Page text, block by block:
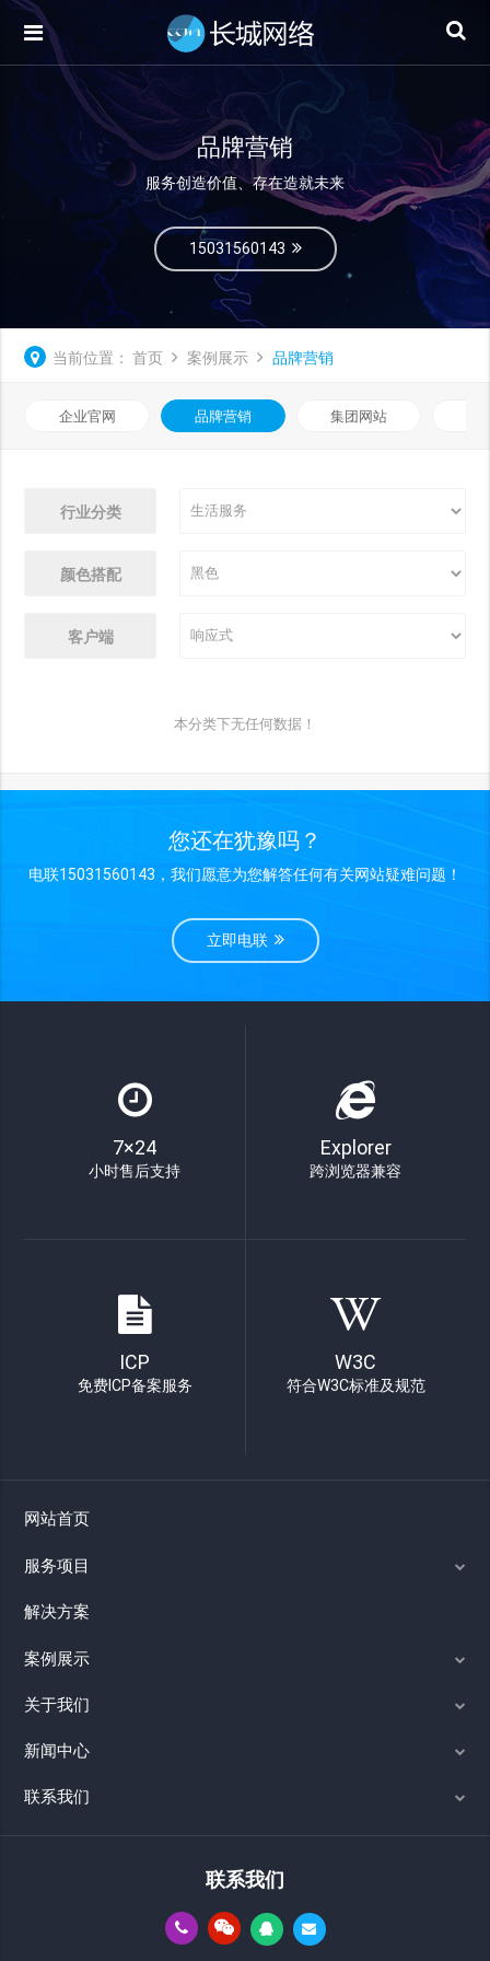
品牌营销
服务创造价值、存在造就未来
15031560143
当前位置： 首页 案例展示 品牌营销
企业官网 品牌营销 集团网站
行业分类
颜色搭配
客户端
本分类下无任何数据！
您还在犹豫吗？
电联15031560143，我们愿意为您解答任何有关网站疑难问题！
立即电联
7×24
小时售后支持
Explorer
跨浏览器兼容
ICP
免费ICP备案服务
W3C
符合W3C标准及规范
网站首页
服务项目
解决方案
案例展示
关于我们
新闻中心
联系我们
联系我们